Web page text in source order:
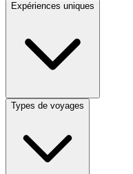
Expériences uniques
Types de voyages